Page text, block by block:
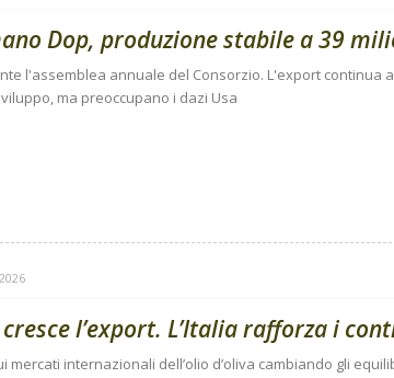
Dop, produzione stabile a 39
l'assemblea annuale del Consorzio. L'export continua
ma preoccupano i dazi Usa
l’export. L’Italia rafforza i
mercati internazionali dell’olio d’oliva cambiando gli